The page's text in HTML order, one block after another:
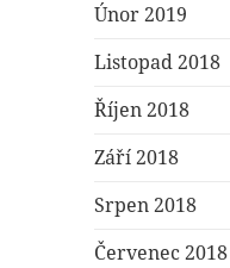
Únor 2019
Listopad 2018
Říjen 2018
Září 2018
Srpen 2018
Červenec 2018